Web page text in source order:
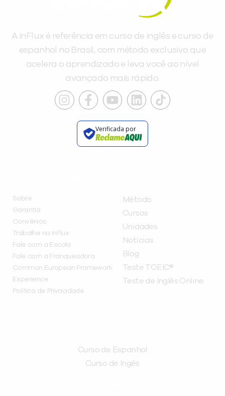
A inFlux é referência em curso de inglês e curso de
espanhol no Brasil, com método exclusivo que
acelera o aprendizado e leva você ao nível
avançado mais rápido.
Verificada por
Sobre
Garantia
Convênios
Trabalhe na inFlux
Fale com a Escola
Fale com a Franqueadora
Common European Framework
Experience
Política de Privacidade
Método
Cursos
Unidades
Notícias
Blog
Teste TOEIC®
Teste de Inglês Online
Curso de Espanhol
Curso de Ingês